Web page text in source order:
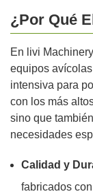
¿Por Qué
En livi
equipos
intensiva para
con los más
sino que
necesidades
Calidad y
fabricados